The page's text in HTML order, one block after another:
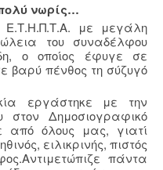
νωρίς…
Ε.Τ.Η.Π.Τ.Α. με μεγάλη
του συναδέλφου
ο οποίος έφυγε σε
βαρύ πένθος τη σύζυγό
εργάστηκε με την
στον Δημοσιογραφικό
από όλους μας, γιατί
ειλικρινής, πιστός
πάντα